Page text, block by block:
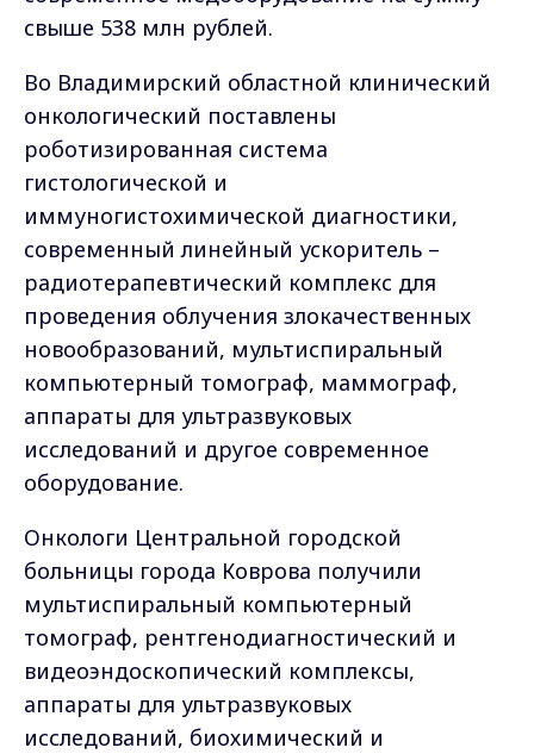
свыше 538 млн рублей.
Во Владимирский областной клинический
онкологический поставлены
роботизированная система
гистологической и
иммуногистохимической диагностики,
современный линейный ускоритель –
радиотерапевтический комплекс для
проведения облучения злокачественных
новообразований, мультиспиральный
компьютерный томограф, маммограф,
аппараты для ультразвуковых
исследований и другое современное
оборудование.
Онкологи Центральной городской
больницы города Коврова получили
мультиспиральный компьютерный
томограф, рентгенодиагностический и
видеоэндоскопический комплексы,
аппараты для ультразвуковых
исследований, биохимический и